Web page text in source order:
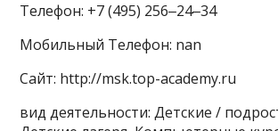
Телефон: +7 (495) 256‒24‒34
Мобильный Телефон: nan
Сайт: http://msk.top-academy.ru
вид деятельности: Детские /